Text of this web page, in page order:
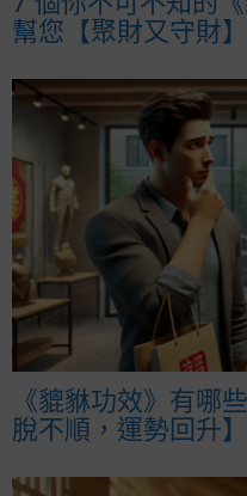
幫您【聚財又守財】
《貔貅功效》有哪
脫不順，運勢回升